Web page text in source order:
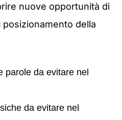
nuove opportunità di
della
parole da evitare nel
da evitare nel